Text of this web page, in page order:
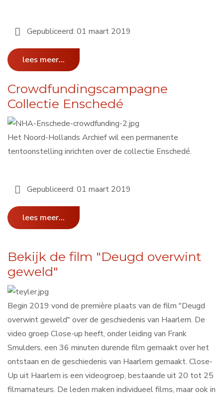
Gepubliceerd: 01 maart 2019
lees meer...
Crowdfundingscampagne
Collectie Enschedé
Het Noord-Hollands Archief wil een permanente
tentoonstelling inrichten over de collectie Enschedé.
Gepubliceerd: 01 maart 2019
lees meer...
Bekijk de film "Deugd overwint
geweld"
Begin 2019 vond de première plaats van de film "Deugd
overwint geweld" over de geschiedenis van Haarlem. De
video groep Close-up heeft, onder leiding van Frank
Smulders, een 36 minuten durende film gemaakt over het
ontstaan en de geschiedenis van Haarlem gemaakt. Close-
Up uit Haarlem is een videogroep, bestaande uit 20 tot 25
filmamateurs. De leden maken individueel films, maar ook in